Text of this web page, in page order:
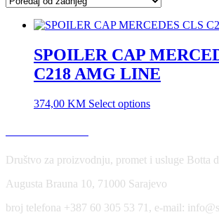
SPOILER CAP
C218 AMG LINE
374,00 KM Select options
Društvo za proizvodnju, promet i usluge Botta
Augusta Brauna 10, 71000 Sarajevo
broj telefona +387 60 305 53 71, e-mail: